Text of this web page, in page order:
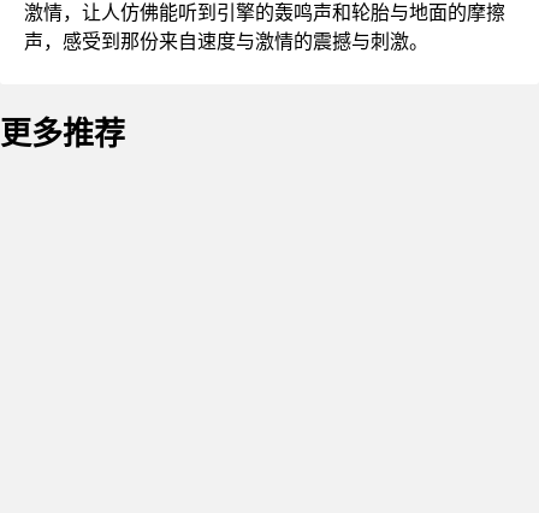
激情，让人仿佛能听到引擎的轰鸣声和轮胎与地面的摩擦
声，感受到那份来自速度与激情的震撼与刺激。
更多推荐